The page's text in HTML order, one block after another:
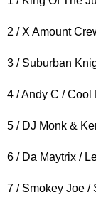
2 / X Amount
3 / Suburban
4 / Andy C / Cool
5 / DJ Monk &
6 / Da Maytrix /
7 / Smokey Joe /